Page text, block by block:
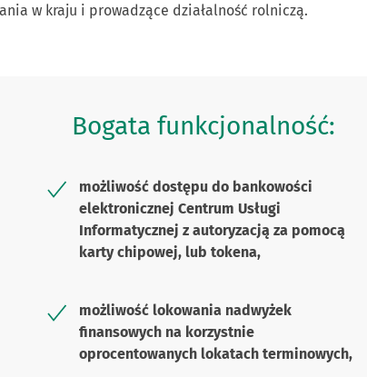
w kraju i prowadzące działalność rolniczą.
Bogata funkcjonalność:
możliwość dostępu do bankowości
elektronicznej Centrum Usługi
Informatycznej z autoryzacją za pomocą
karty chipowej, lub tokena,
możliwość lokowania nadwyżek
finansowych na korzystnie
oprocentowanych lokatach terminowych,